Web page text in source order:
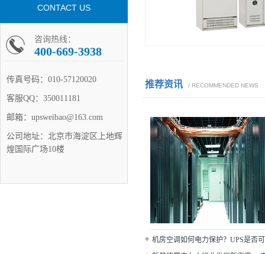
推荐资讯 / RECOMMENDED NEWS
机房空调如何电力保护？UPS是否
CONTACT US
咨询热线：
400-669-3938
传真号码： 010-57120020
客服QQ： 350011181
邮箱： upsweibao@163.com
公司地址： 北京市海淀区上地辉
煌国际广场10楼